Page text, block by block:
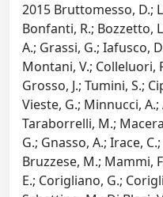
2015 Bruttomesso, D.;
Bonfanti, R.; Bozzetto,
A.; Grassi, G.; Iafusco,
Montani, V.; Colleluori,
Grosso, J.; Tumini, S.;
Vieste, G.; Minnucci,
Taraborrelli, M.;
G.; Gnasso, A.; Irace,
Bruzzese, M.; Mammi,
E.; Corigliano, G.;